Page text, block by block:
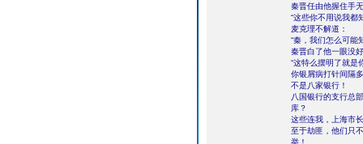
秦晋任由他握住手
“这些你不用说我都
麦克理不解道：
“秦，我们怎么可能
秦晋白了他一眼没
“这特么摆明了就是
你银屑病打针间隔
不是八家银行！
八国银行的支行总
库？
这些连我，上海市
至于劫匪，他们只
举！